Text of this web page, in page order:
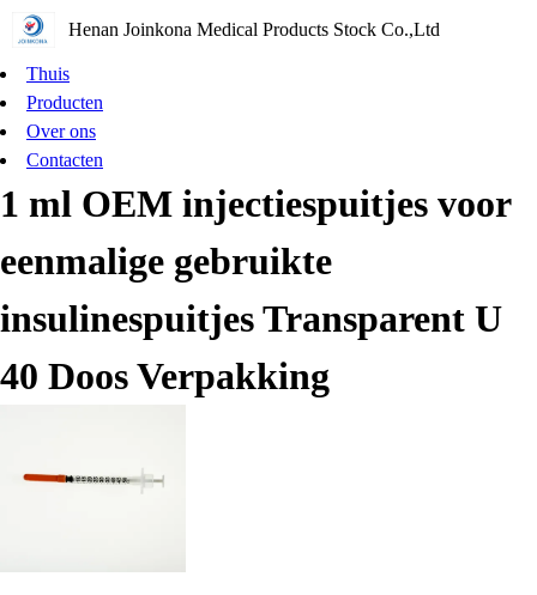
Henan Joinkona Medical Products Stock Co.,Ltd
Thuis
Producten
Over ons
Contacten
1 ml OEM injectiespuitjes voor
eenmalige gebruikte
insulinespuitjes Transparent U
40 Doos Verpakking